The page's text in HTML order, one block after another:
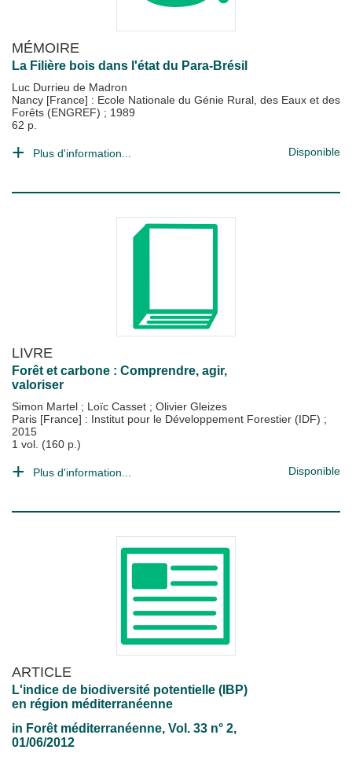
MÉMOIRE
La Filière bois dans l'état du Para-Brésil
Luc Durrieu de Madron
Nancy [France] : Ecole Nationale du Génie Rural, des Eaux et des
Forêts (ENGREF) ; 1989
62 p.
Plus d'information... Disponible
LIVRE
Forêt et carbone : Comprendre, agir,
valoriser
Simon Martel ; Loïc Casset ; Olivier Gleizes
Paris [France] : Institut pour le Développement Forestier (IDF) ;
2015
1 vol. (160 p.)
Plus d'information... Disponible
ARTICLE
L'indice de biodiversité potentielle (IBP)
en région méditerranéenne
in Forêt méditerranéenne, Vol. 33 n° 2,
01/06/2012